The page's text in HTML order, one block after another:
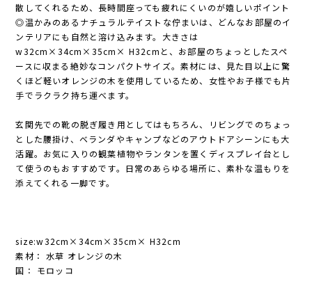
散してくれるため、長時間座っても疲れにくいのが嬉しいポイント
◎温かみのあるナチュラルテイストな佇まいは、どんなお部屋のイ
ンテリアにも自然と溶け込みます。大きさは
w32cm×34cm×35cm× H32cmと、お部屋のちょっとしたスペ
ースに収まる絶妙なコンパクトサイズ。素材には、見た目以上に驚
くほど軽いオレンジの木を使用しているため、女性やお子様でも片
手でラクラク持ち運べます。
玄関先での靴の脱ぎ履き用としてはもちろん、リビングでのちょっ
とした腰掛け、ベランダやキャンプなどのアウトドアシーンにも大
活躍。お気に入りの観葉植物やランタンを置くディスプレイ台とし
て使うのもおすすめです。日常のあらゆる場所に、素朴な温もりを
添えてくれる一脚です。
size:w32cm×34cm×35cm× H32cm
素材： 水草 オレンジの木
国： モロッコ